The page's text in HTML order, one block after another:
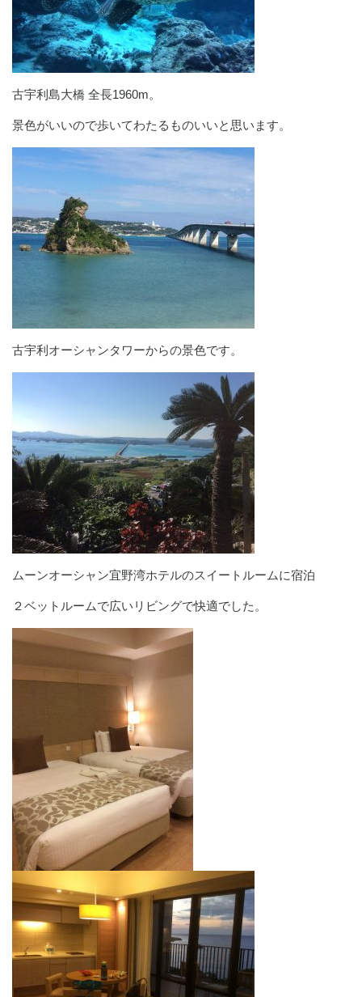
古宇利島大橋 全長1960m。
景色がいいので歩いてわたるものいいと思います。
古宇利オーシャンタワーからの景色です。
ムーンオーシャン宜野湾ホテルのスイートルームに宿泊
２ベットルームで広いリビングで快適でした。